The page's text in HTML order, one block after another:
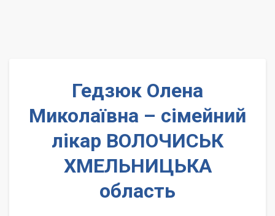
Гедзюк Олена
Миколаївна – сімейний
лікар ВОЛОЧИСЬК
ХМЕЛЬНИЦЬКА
область